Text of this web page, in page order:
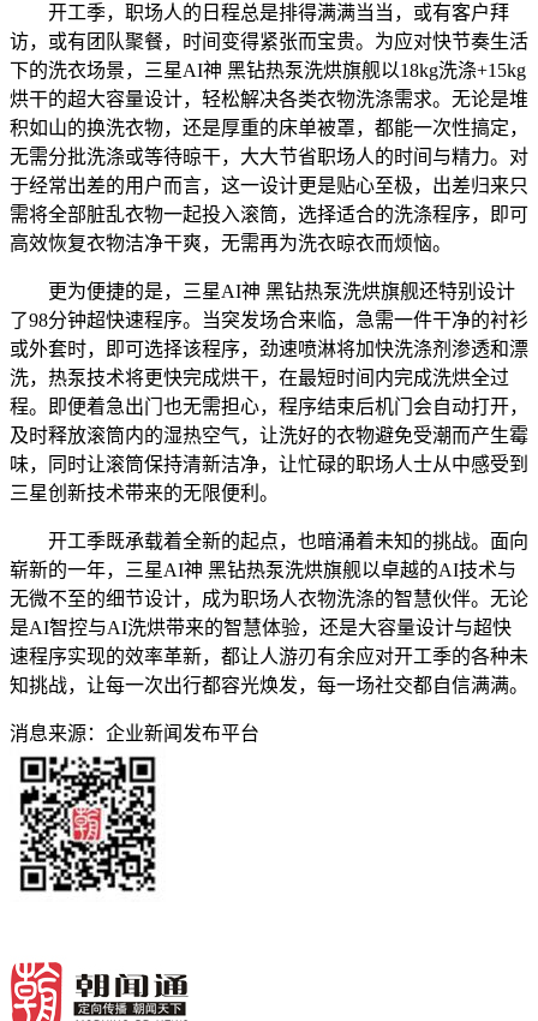
开工季，职场人的日程总是排得满满当当，或有客户拜
访，或有团队聚餐，时间变得紧张而宝贵。为应对快节奏生活
下的洗衣场景，三星AI神 黑钻热泵洗烘旗舰以18kg洗涤+15kg
烘干的超大容量设计，轻松解决各类衣物洗涤需求。无论是堆
积如山的换洗衣物，还是厚重的床单被罩，都能一次性搞定，
无需分批洗涤或等待晾干，大大节省职场人的时间与精力。对
于经常出差的用户而言，这一设计更是贴心至极，出差归来只
需将全部脏乱衣物一起投入滚筒，选择适合的洗涤程序，即可
高效恢复衣物洁净干爽，无需再为洗衣晾衣而烦恼。
更为便捷的是，三星AI神 黑钻热泵洗烘旗舰还特别设计
了98分钟超快速程序。当突发场合来临，急需一件干净的衬衫
或外套时，即可选择该程序，劲速喷淋将加快洗涤剂渗透和漂
洗，热泵技术将更快完成烘干，在最短时间内完成洗烘全过
程。即便着急出门也无需担心，程序结束后机门会自动打开，
及时释放滚筒内的湿热空气，让洗好的衣物避免受潮而产生霉
味，同时让滚筒保持清新洁净，让忙碌的职场人士从中感受到
三星创新技术带来的无限便利。
开工季既承载着全新的起点，也暗涌着未知的挑战。面向
崭新的一年，三星AI神 黑钻热泵洗烘旗舰以卓越的AI技术与
无微不至的细节设计，成为职场人衣物洗涤的智慧伙伴。无论
是AI智控与AI洗烘带来的智慧体验，还是大容量设计与超快
速程序实现的效率革新，都让人游刃有余应对开工季的各种未
知挑战，让每一次出行都容光焕发，每一场社交都自信满满。
消息来源：企业新闻发布平台